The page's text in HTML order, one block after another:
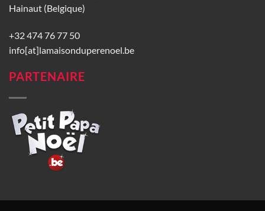
Hainaut (Belgique)
+32 474 76 77 50
info[at]lamaisonduperenoel.be
PARTENAIRE